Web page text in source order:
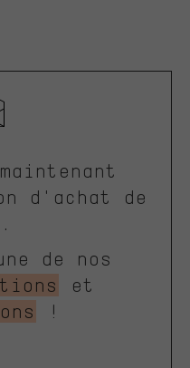
d'achat de
de nos
et
!